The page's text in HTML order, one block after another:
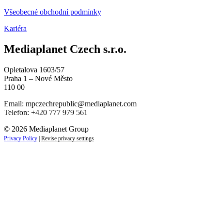
Všeobecné obchodní podmínky
Kariéra
Mediaplanet Czech s.r.o.
Opletalova 1603/57
Praha 1 – Nové Město
110 00
Email: mpczechrepublic@mediaplanet.com
Telefon: +420 777 979 561
© 2026 Mediaplanet Group
Privacy Policy | Revise privacy settings